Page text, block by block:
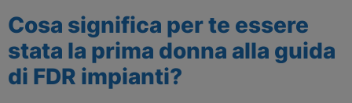
Cosa significa per te essere
stata la prima donna alla guida
di FDR impianti?